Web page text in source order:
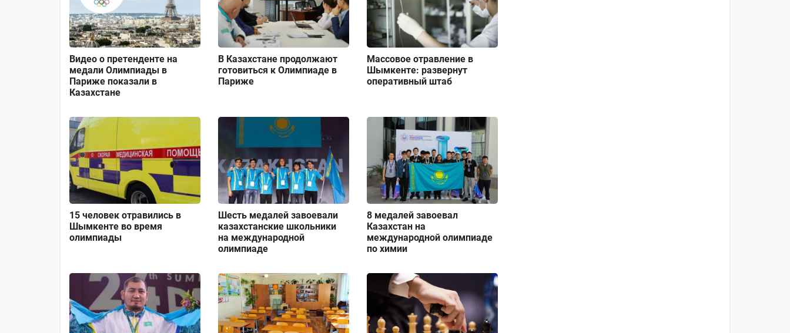
Видео о претенденте на
медали Олимпиады в
Париже показали в
Казахстане
В Казахстане продолжают
готовиться к Олимпиаде в
Париже
Массовое отравление в
Шымкенте: развернут
оперативный штаб
15 человек отравились в
Шымкенте во время
олимпиады
Шесть медалей завоевали
казахстанские школьники
на международной
олимпиаде
8 медалей завоевал
Казахстан на
международной олимпиаде
по химии